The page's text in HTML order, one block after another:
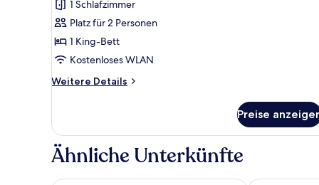
1 King-
Bett
(Luxe)
anzeigen
1 Schlafzimmer
Platz für 2 Personen
1 King-Bett
Kostenloses WLAN
Weitere Details
Weitere
1 King-
Bett
(Luxe)
Preise
Ähnliche Unterkünfte